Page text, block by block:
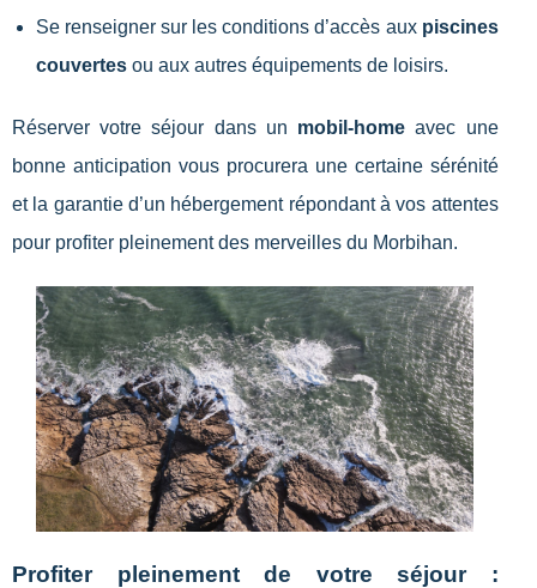
Se renseigner sur les conditions d’accès aux piscines
couvertes ou aux autres équipements de loisirs.
Réserver votre séjour dans un mobil-home avec une
bonne anticipation vous procurera une certaine sérénité
et la garantie d’un hébergement répondant à vos attentes
pour profiter pleinement des merveilles du Morbihan.
Profiter pleinement de votre séjour :